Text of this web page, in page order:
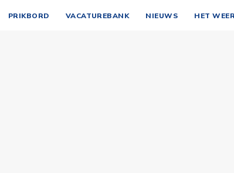
PRIKBORD VACATUREBANK NIEUWS HET WEER